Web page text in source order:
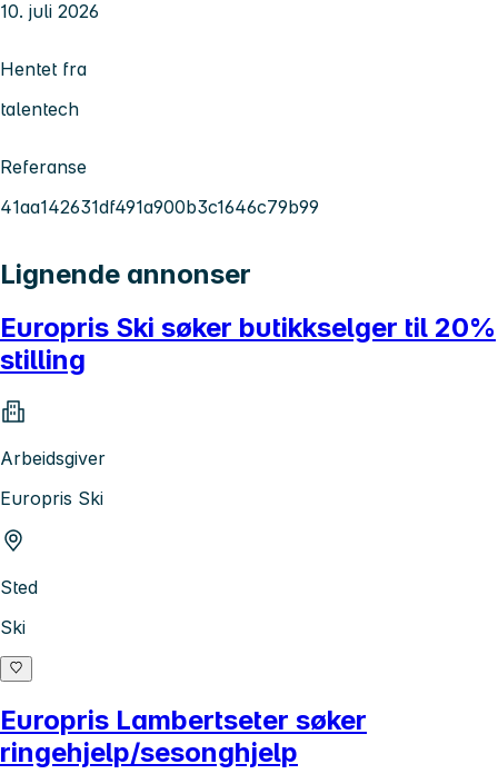
10. juli 2026
Hentet fra
talentech
Referanse
41aa142631df491a900b3c1646c79b99
Lignende annonser
Europris Ski søker butikkselger til 20%
stilling
Arbeidsgiver
Europris Ski
Sted
Ski
Europris Lambertseter søker
ringehjelp/sesonghjelp